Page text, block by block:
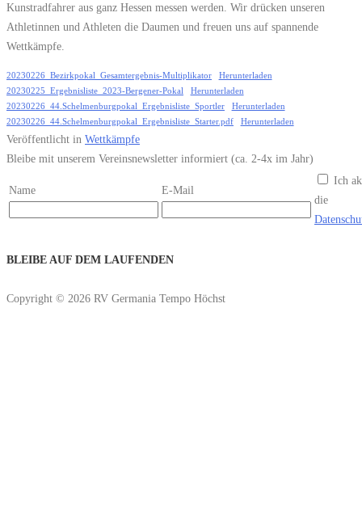
Kunstradfahrer aus ganz Hessen messen werden. Wir drücken unseren
Athletinnen und Athleten die Daumen und freuen uns auf spannende
Wettkämpfe.
20230226_Bezirkpokal_Gesamtergebnis-Multiplikator
Herunterladen
20230225_Ergebnisliste_2023-Bergener-Pokal
Herunterladen
20230226_44.Schelmenburgpokal_Ergebnisliste_Sportler
Herunterladen
20230226_44.Schelmenburgpokal_Ergebnisliste_Starter.pdf
Herunterladen
Veröffentlicht in Wettkämpfe
Bleibe mit unserem Vereinsnewsletter informiert (ca. 2-4x im Jahr)
Name E-Mail
Ich
die
BLEIBE AUF DEM LAUFENDEN
Copyright © 2026 RV Germania Tempo Höchst